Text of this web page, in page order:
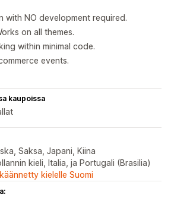
with NO development required.
on all themes.
within minimal code.
events.
kaupoissa
Saksa, Japani, Kiina
kieli, Italia, ja Portugali (Brasilia)
kielelle Suomi